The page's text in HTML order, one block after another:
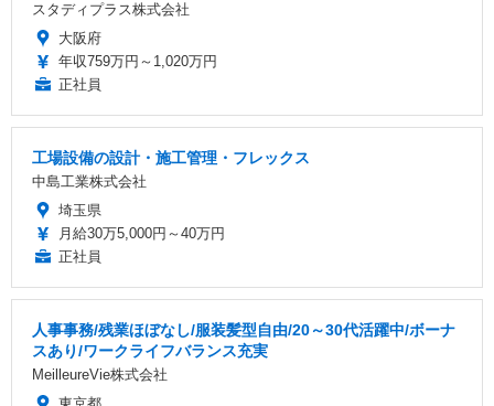
スタディプラス株式会社
大阪府
年収759万円～1,020万円
正社員
工場設備の設計・施工管理・フレックス
中島工業株式会社
埼玉県
月給30万5,000円～40万円
正社員
人事事務/残業ほぼなし/服装髪型自由/20～30代活躍中/ボーナ
スあり/ワークライフバランス充実
MeilleureVie株式会社